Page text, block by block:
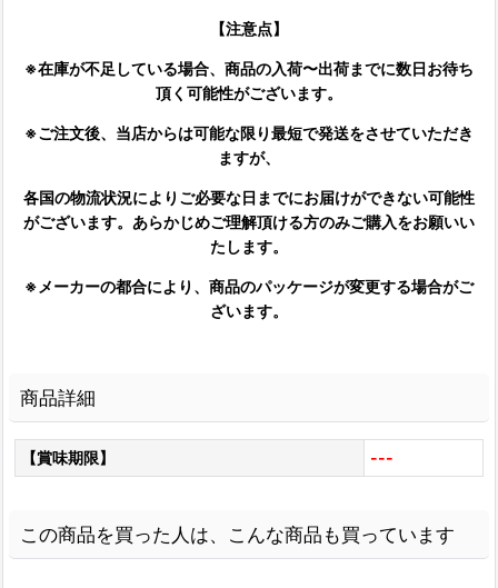
【注意点】
※在庫が不足している場合、商品の入荷〜出荷までに数日お待ち
頂く可能性がございます。
※ご注文後、当店からは可能な限り最短で発送をさせていただき
ますが、
各国の物流状況によりご必要な日までにお届けができない可能性
がございます。あらかじめご理解頂ける方のみご購入をお願いい
たします。
※メーカーの都合により、商品のパッケージが変更する場合がご
ざいます。
商品詳細
【賞味期限】 ---
この商品を買った人は、こんな商品も買っています